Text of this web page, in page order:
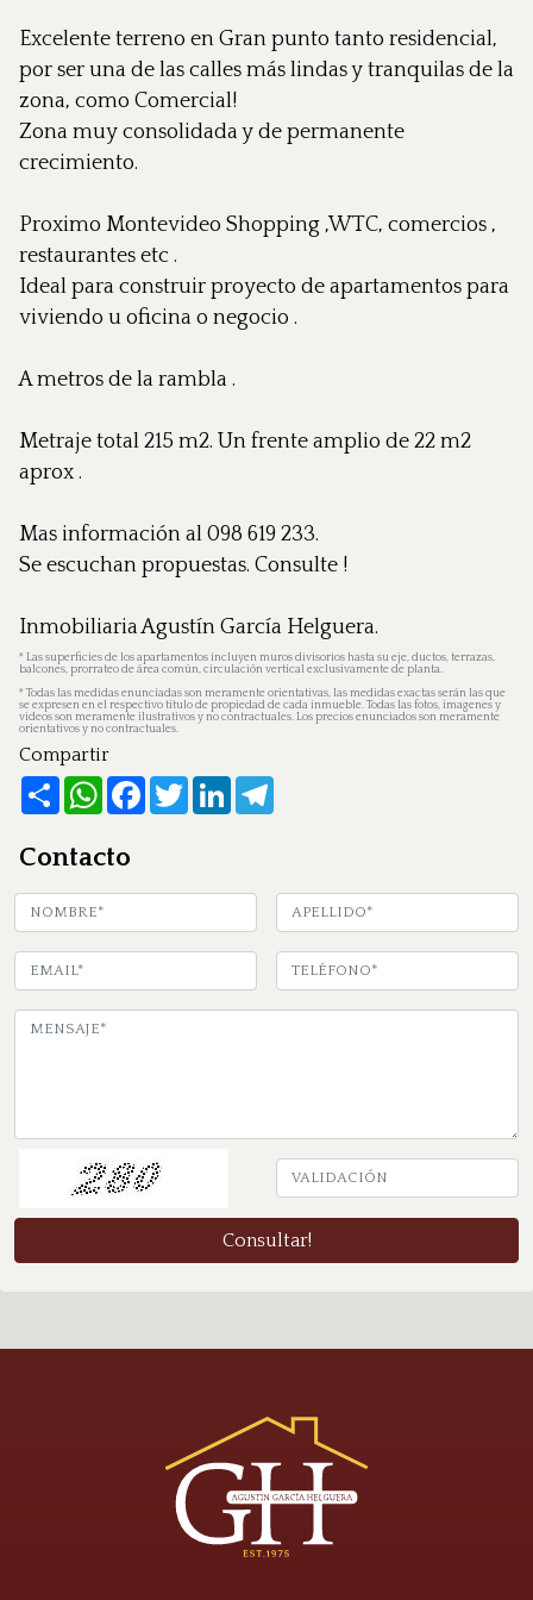
Excelente terreno en Gran punto tanto residencial,
por ser una de las calles más lindas y tranquilas de la
zona, como Comercial!
Zona muy consolidada y de permanente
crecimiento.
Proximo Montevideo Shopping ,WTC, comercios ,
restaurantes etc .
Ideal para construir proyecto de apartamentos para
viviendo u oficina o negocio .
A metros de la rambla .
Metraje total 215 m2. Un frente amplio de 22 m2
aprox .
Mas información al 098 619 233.
Se escuchan propuestas. Consulte !
Inmobiliaria Agustín García Helguera.
* Las superficies de los apartamentos incluyen muros divisorios hasta su eje, ductos, terrazas,
balcones, prorrateo de área común, circulación vertical exclusivamente de planta.
*Todas las medidas enunciadas son meramente orientativas, las medidas exactas serán las que
se expresen en el respectivo título de propiedad de cada inmueble. Todas las fotos, imagenes y
videos son meramente ilustrativos y no contractuales. Los precios enunciados son meramente
orientativos y no contractuales.
Compartir
ShareWhatsApp
Facebook
TwitterLinkedIn
Contacto